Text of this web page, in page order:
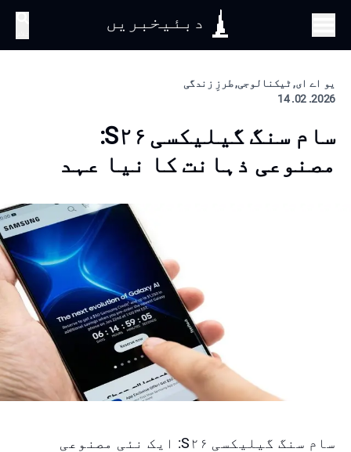
دبئیخبریں
یو اے ای, ٹیکنالوجی, طرزِ زندگی
2026. 02. 14
سام سنگ گیلیکسی S۲۶:
مصنوعی ذہانت کا نیا عہد
سام سنگ گیلیکسی S۲۶: ایک نئی مصنوعی